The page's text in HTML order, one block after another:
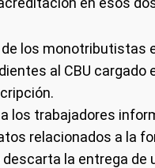
de los monotributistas
al CBU cargado
los trabajadores
relacionados a la
descarta la entrega de